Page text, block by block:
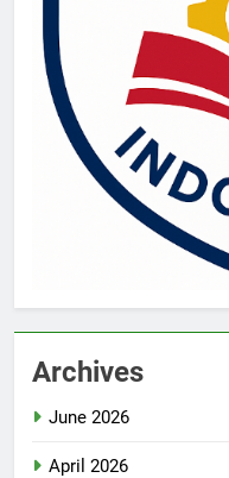
Archives
June 2026
April 2026